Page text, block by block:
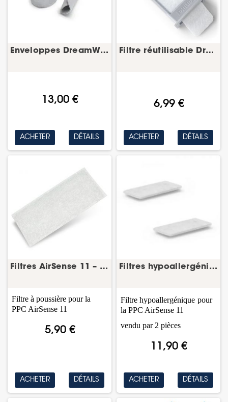
Enveloppes DreamWear – masque PPC nasal – Philips
13,00 €
ACHETER DÉTAILS
Filtre réutilisable DreamStation 2 – Philips
6,99 €
ACHETER DÉTAILS
Filtres AirSense 11 – lot de 2 – ResMed
5,90 €
Filtre à poussière pour la
PPC AirSense 11
ACHETER DÉTAILS
Filtres hypoallergéniques AirSense 11 – lot de...
11,90 €
Filtre hypoallergénique pour
la PPC AirSense 11
vendu par 2 pièces
ACHETER DÉTAILS